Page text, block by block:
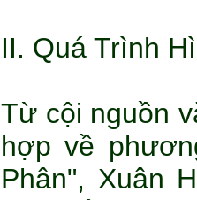
II. Quá Trình
Từ cội nguồn
hợp về
Phân", Xuân